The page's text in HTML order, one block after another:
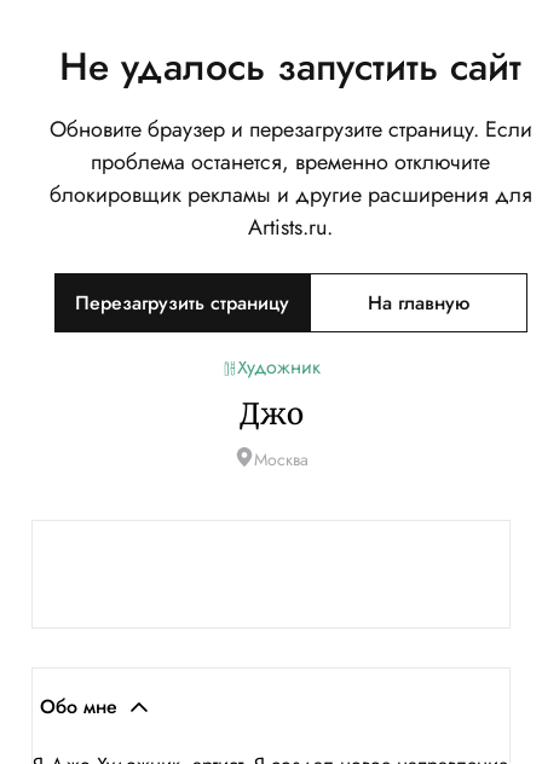
Не удалось запустить сайт
Обновите браузер и перезагрузите страницу. Если
проблема останется, временно отключите
блокировщик рекламы и другие расширения для
Artists.ru.
Перезагрузить страницу На главную
Художник
Джо
Москва
Обо мне